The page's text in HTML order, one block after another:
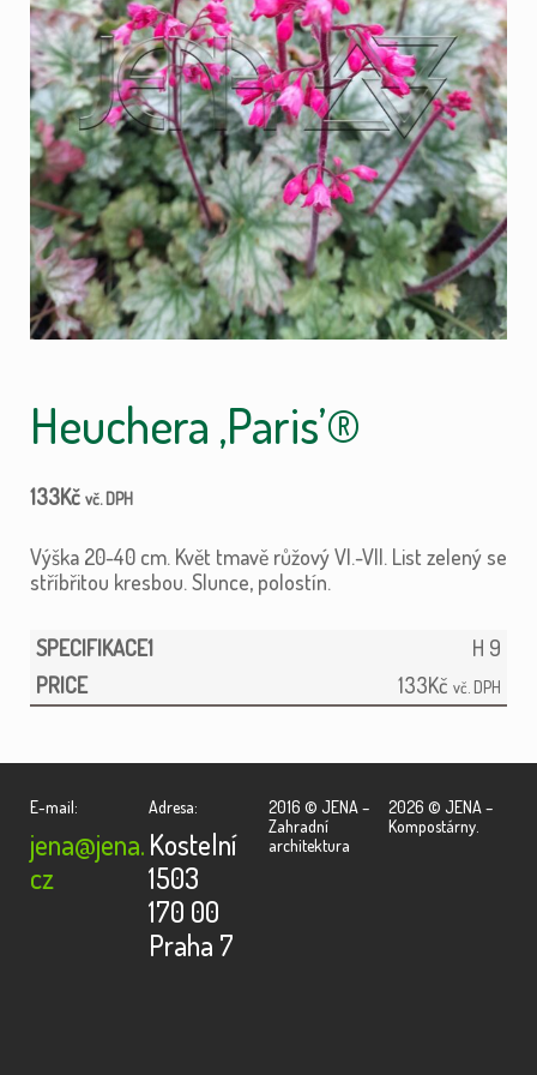
Heuchera ‚Paris’®
133Kč vč. DPH
Výška 20-40 cm. Květ tmavě růžový VI.-VII. List zelený se
stříbřitou kresbou. Slunce, polostín.
H 9
133Kč vč. DPH
E-mail:
jena@jena.
cz
Adresa:
Kostelní
1503
170 00
Praha 7
2016 © JENA –
Zahradní
architektura
2026 © JENA –
Kompostárny.